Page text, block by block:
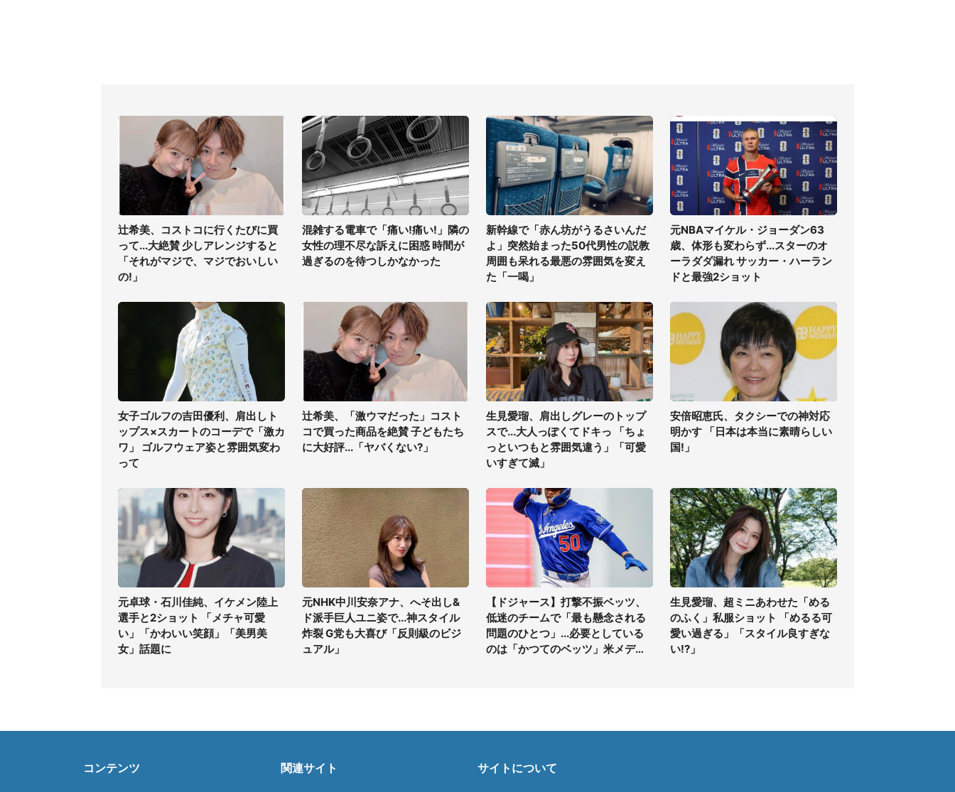
辻希美、コストコに行くたびに買
って...大絶賛 少しアレンジすると
「それがマジで、マジでおいしい
の!」
混雑する電車で「痛い!痛い!」隣の
女性の理不尽な訴えに困惑 時間が
過ぎるのを待つしかなかった
新幹線で「赤ん坊がうるさいんだ
よ」突然始まった50代男性の説教
周囲も呆れる最悪の雰囲気を変え
た「一喝」
元NBAマイケル・ジョーダン63
歳、体形も変わらず...スターのオ
ーラダダ漏れ サッカー・ハーラン
ドと最強2ショット
女子ゴルフの吉田優利、肩出しト
ップス×スカートのコーデで「激カ
ワ」 ゴルフウェア姿と雰囲気変わ
って
辻希美、「激ウマだった」コスト
コで買った商品を絶賛 子どもたち
に大好評...「ヤバくない?」
生見愛瑠、肩出しグレーのトップ
スで...大人っぽくてドキっ 「ちょ
っといつもと雰囲気違う」「可愛
いすぎて滅」
安倍昭恵氏、タクシーでの神対応
明かす 「日本は本当に素晴らしい
国!」
元卓球・石川佳純、イケメン陸上
選手と2ショット 「メチャ可愛
い」「かわいい笑顔」「美男美
女」話題に
元NHK中川安奈アナ、へそ出し&
ド派手巨人ユニ姿で...神スタイル
炸裂 G党も大喜び「反則級のビジ
ュアル」
【ドジャース】打撃不振ベッツ、
低迷のチームで「最も懸念される
問題のひとつ」...必要としている
のは「かつてのベッツ」米メディ
生見愛瑠、超ミニあわせた「める
のふく」私服ショット 「めるる可
愛い過ぎる」「スタイル良すぎな
い!?」
コンテンツ 関連サイト サイトについて